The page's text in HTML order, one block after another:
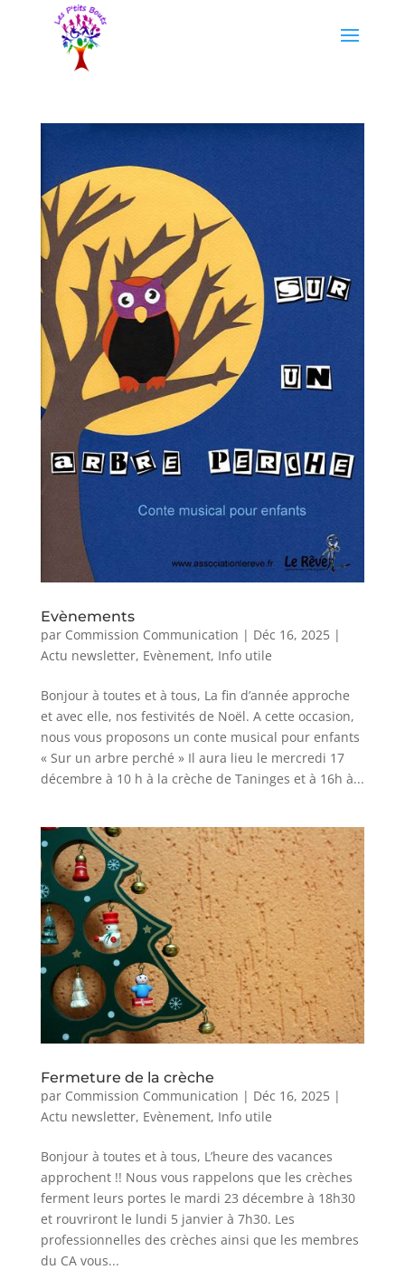
Evènements
par Commission Communication | Déc 16, 2025|
Actu newsletter, Evènement, Info utile
Bonjour à toutes et à tous, La fin d’année approche
et avec elle, nos festivités de Noël. A cette occasion,
nous vous proposons un conte musical pour enfants
« Sur un arbre perché » Il aura lieu le mercredi 17
décembre à 10 h à la crèche de Taninges et à 16h à...
Fermeture de la crèche
par Commission Communication | Déc 16, 2025|
Actu newsletter, Evènement, Info utile
Bonjour à toutes et à tous, L’heure des vacances
approchent !! Nous vous rappelons que les crèches
ferment leurs portes le mardi 23 décembre à 18h30
et rouvriront le lundi 5 janvier à 7h30. Les
professionnelles des crèches ainsi que les membres
du CA vous...